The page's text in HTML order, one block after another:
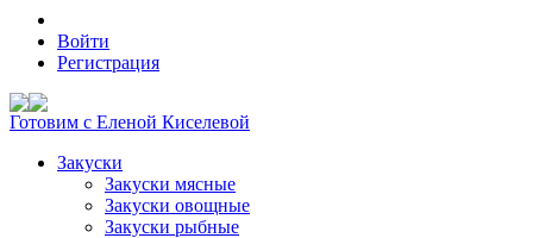
Войти
Регистрация
Готовим с Еленой Киселевой
Закуски
Закуски мясные
Закуски овощные
Закуски рыбные